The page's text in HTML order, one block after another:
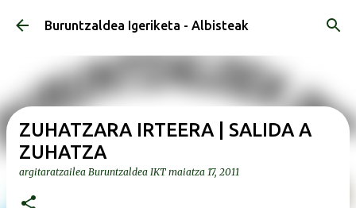
Saltatu eta joan eduki nagusira
Buruntzaldea Igeriketa - Albisteak
ZUHATZARA IRTEERA | SALIDA A
ZUHATZA
argitaratzailea Buruntzaldea IKT maiatza 17, 2011